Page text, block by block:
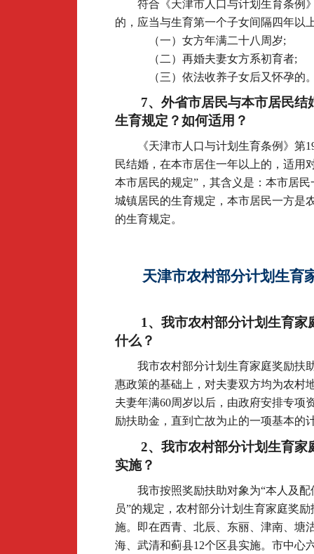
符合《天津市人口与计划生育条例
的，应当与生育第一个子女间隔四年以
（一）女方年满二十八周岁;
（二）再婚夫妻女方系初育者;
（三）依法收养子女后又怀孕的
7、外省市居民与本市居民
生育规定？如何适用？
《天津市人口与计划生育条例》第
民结婚，在本市居住一年以上的，适用
本市居民的规定”，其含义是：本市居
城镇居民的生育规定，本市居民一方是
的生育规定。
天津市农村部分计划生育
1 、我市农村部分计划生育
什么？
我市农村部分计划生育家庭奖励扶
惠政策的基础上，对夫妻双方均为农村
夫妻年满60周岁以后，由政府安排专项
励扶助金，直到亡故为止的一项基本的
2、我市农村部分计划生育
实施？
我市按照奖励扶助对象为“本人及
员”的规定，农村部分计划生育家庭奖
施。即在西青、北辰、东丽、津南、塘
海、武清和蓟县12个区县实施。市中心